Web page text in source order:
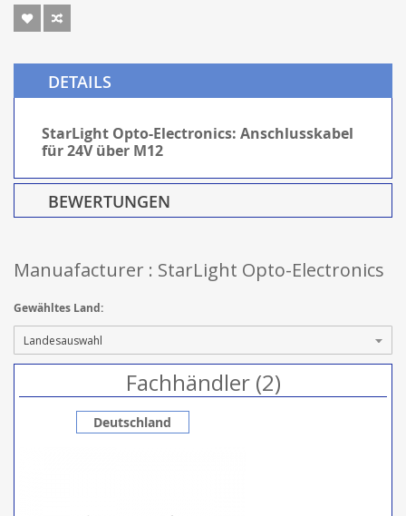
DETAILS
StarLight Opto-Electronics: Anschlusskabel
für 24V über M12
BEWERTUNGEN
Manuafacturer : StarLight Opto-Electronics
Gewähltes Land:
Fachhändler (2)
Deutschland